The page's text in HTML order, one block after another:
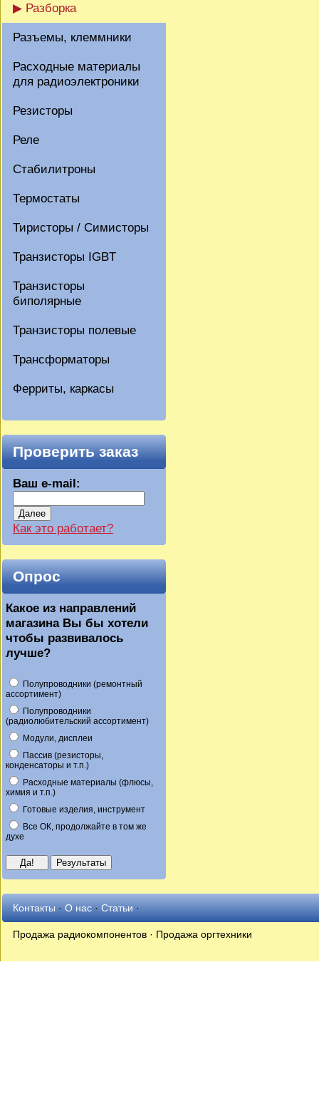
▶ Разборка
Разъемы, клеммники
Расходные материалы
для радиоэлектроники
Резисторы
Реле
Стабилитроны
Термостаты
Тиристоры / Симисторы
Транзисторы IGBT
Транзисторы
биполярные
Транзисторы полевые
Трансформаторы
Ферриты, каркасы
Проверить заказ
Ваш e-mail:
Далее
Как это работает?
Опрос
Какое из направлений
магазина Вы бы хотели
чтобы развивалось
лучше?
Полупроводники (ремонтный
ассортимент)
Полупроводники
(радиолюбительский ассортимент)
Модули, дисплеи
Пассив (резисторы,
конденсаторы и т.п.)
Расходные материалы (флюсы,
химия и т.п.)
Готовые изделия, инструмент
Все ОК, продолжайте в том же
духе
Контакты·О нас·Статьи·
Продажа радиокомпонентов · Продажа оргтехники